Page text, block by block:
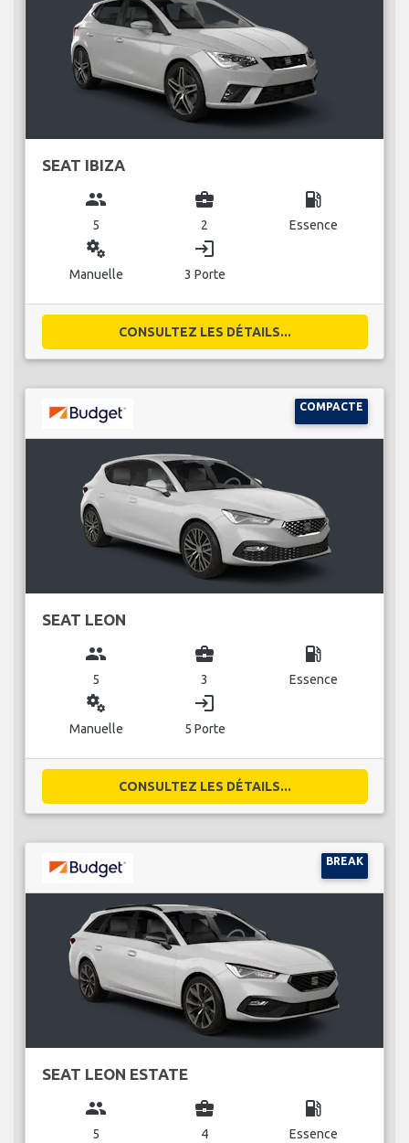
SEAT IBIZA
group
5
business_center
2
local_gas_station
Essence
miscellaneous_services
Manuelle
login
3 Porte
CONSULTEZ LES DÉTAILS...
COMPACTE
SEAT LEON
group
5
business_center
3
local_gas_station
Essence
miscellaneous_services
Manuelle
login
5 Porte
CONSULTEZ LES DÉTAILS...
BREAK
SEAT LEON ESTATE
group
5
business_center
4
local_gas_station
Essence